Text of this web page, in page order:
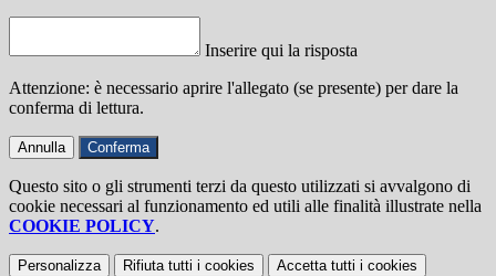
Inserire qui la risposta
Attenzione: è necessario aprire l'allegato (se presente) per dare la
conferma di lettura.
Annulla Conferma
Questo sito o gli strumenti terzi da questo utilizzati si avvalgono di
cookie necessari al funzionamento ed utili alle finalità illustrate nella
COOKIE POLICY.
Personalizza Rifiuta tutti i cookies Accetta tutti i cookies